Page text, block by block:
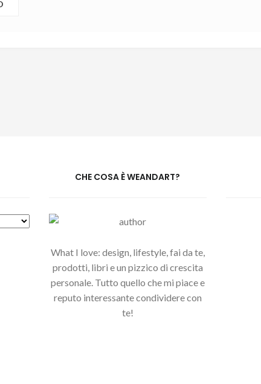
CHE COSA È WEANDART?
What I love: design, lifestyle, fai da te,
prodotti, libri e un pizzico di crescita
personale. Tutto quello che mi piace e
reputo interessante condividere con
te!